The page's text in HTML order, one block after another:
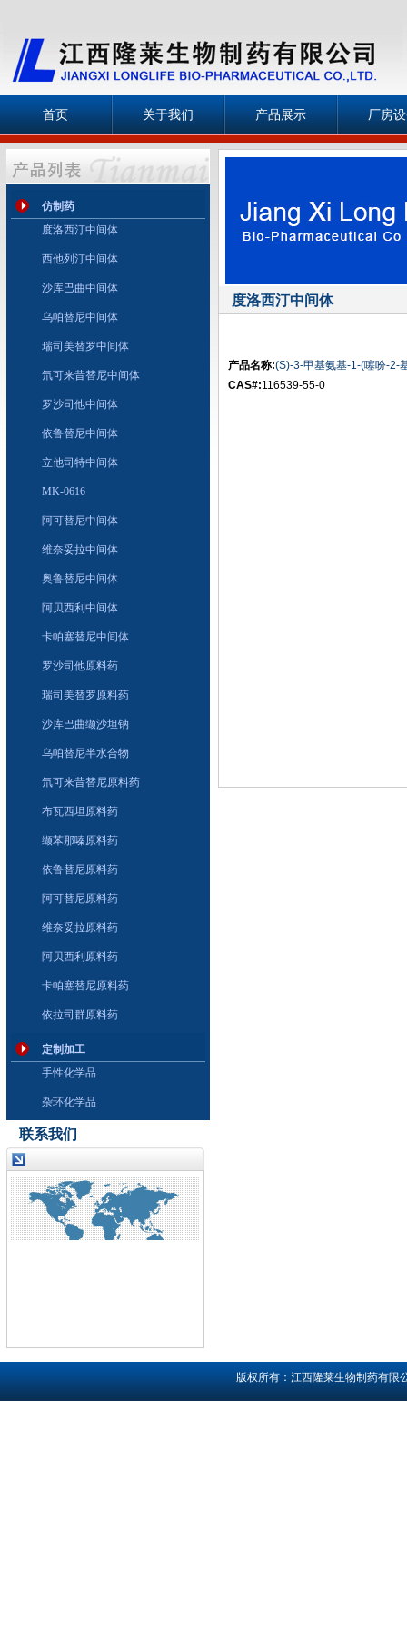
首页 关于我们 产品展示 厂房
仿制药
度洛西汀中间体
西他列汀中间体
沙库巴曲中间体
乌帕替尼中间体
瑞司美替罗中间体
氘可来昔替尼中间体
罗沙司他中间体
依鲁替尼中间体
立他司特中间体
MK-0616
阿可替尼中间体
维奈妥拉中间体
奥鲁替尼中间体
阿贝西利中间体
卡帕塞替尼中间体
罗沙司他原料药
瑞司美替罗原料药
沙库巴曲缬沙坦钠
乌帕替尼半水合物
氘可来昔替尼原料药
布瓦西坦原料药
缬苯那嗪原料药
依鲁替尼原料药
阿可替尼原料药
维奈妥拉原料药
阿贝西利原料药
卡帕塞替尼原料药
依拉司群原料药
定制加工
手性化学品
杂环化学品
联系我们
度洛西汀中间体
产品名称:(S)-3-甲基氨基-1-(噻吩-2-
CAS#:116539-55-0
版权所有：江西隆莱生物制药有